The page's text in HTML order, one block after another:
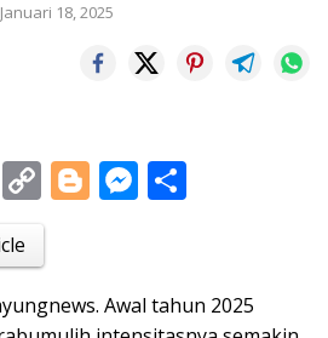
Januari 18, 2025
Pr C
o
p
y
Bl
g
M
e e
Awal tahun 2025